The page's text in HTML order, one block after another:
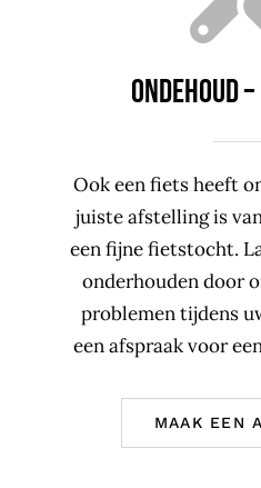
ONDEHOUD
Ook een fiets heeft
juiste afstelling is
een fijne fietstocht.
onderhouden door
problemen tijdens
een afspraak voor
MAAK EEN